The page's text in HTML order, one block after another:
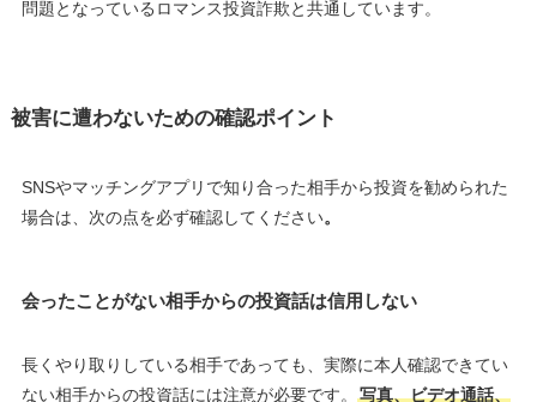
問題となっているロマンス投資詐欺と共通しています。
被害に遭わないための確認ポイント
SNSやマッチングアプリで知り合った相手から投資を勧められた
場合は、次の点を必ず確認してください。
会ったことがない相手からの投資話は信用しない
長くやり取りしている相手であっても、実際に本人確認できてい
ない相手からの投資話には注意が必要です。
写真、ビデオ通話、